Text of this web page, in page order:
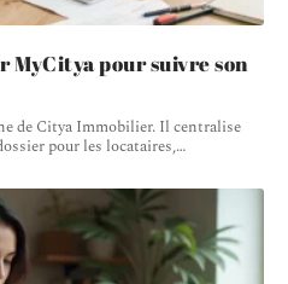
pour suivre son
de Citya Immobilier. Il centralise
pour les locataires,…